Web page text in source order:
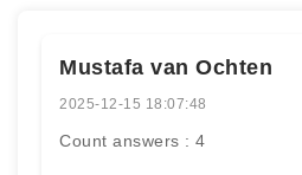
Mustafa van Ochten
2025-12-15 18:07:48
Count answers : 4